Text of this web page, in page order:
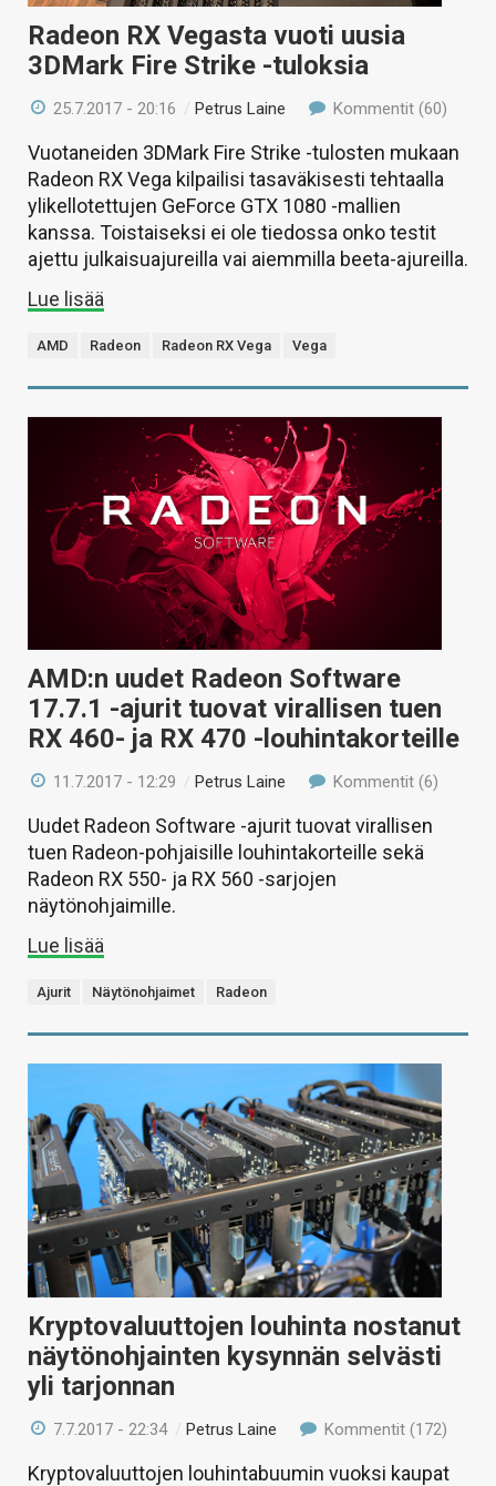
Radeon RX Vegasta vuoti uusia
3DMark Fire Strike -tuloksia
25.7.2017 - 20:16 /Petrus Laine Kommentit (60)
Vuotaneiden 3DMark Fire Strike -tulosten mukaan
Radeon RX Vega kilpailisi tasaväkisesti tehtaalla
ylikellotettujen GeForce GTX 1080 -mallien
kanssa. Toistaiseksi ei ole tiedossa onko testit
ajettu julkaisuajureilla vai aiemmilla beeta-ajureilla.
Lue lisää
AMD Radeon Radeon RX Vega Vega
AMD:n uudet Radeon Software
17.7.1 -ajurit tuovat virallisen tuen
RX 460- ja RX 470 -louhintakorteille
11.7.2017 - 12:29 /Petrus Laine Kommentit (6)
Uudet Radeon Software -ajurit tuovat virallisen
tuen Radeon-pohjaisille louhintakorteille sekä
Radeon RX 550- ja RX 560 -sarjojen
näytönohjaimille.
Lue lisää
Ajurit Näytönohjaimet Radeon
Kryptovaluuttojen louhinta nostanut
näytönohjainten kysynnän selvästi
yli tarjonnan
7.7.2017 - 22:34 /Petrus Laine Kommentit (172)
Kryptovaluuttojen louhintabuumin vuoksi kaupat